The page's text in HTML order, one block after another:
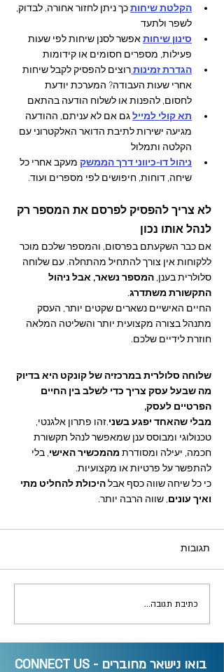
הקלטת שיחות כך ניתן לחזור אחורה, לבדוק,
לשפר ולתעד
סינון שיחות אפשר לסנן שיחות לפי שעות
פעילות, מספרים חסומים או קידומות
הגדרת זמינותרוצים להפסיק לקבל שיחות
אחרי שעות העבודה? המערכת יודעת
לחסום, להפנות או לשלוח הודעה בהתאם
תא קולי למייל גם אם לא עניתם, ההודעה
מגיעה ישירות לתיבת הדואר האלקטרוני עם
הקלטה ותמלול
ניהול דו-כיווני דרך הממשק מעקב אחרי כל
שיחה, דוחות, חיפושים לפי מספרים ועוד.
לא צריך להפסיק לפרסם את המספר רק
לנהל אותו נכון
אם כבר השקעתם בפרסום, והמספר שלכם מוכר
ללקוחות אין צורך להתחיל מהתחלה. עם שלוחה
סלולרית בענן, המספר נשאר, אבל ניהול
התקשורת משתדרג.
החיים האישיים נשארים שקטים יותר, העסק
מתנהל בצורה מקצועית יותר והשליטה המלאה
חוזרת לידיים שלכם.
שלוחה סלולרית במרכזיה של קונקט היא בדיוק
מה שבעל עסק צריך כדי לשלב בין החיים
הפרטיים לעסק,
מבלי שהאחד יפגע בשני.זהו פתרון אלגנטי,
טכנולוגי ומבוסס ענן שמאפשר לנהל תקשורת
חכמה, יעילה ומסודרת מהמכשיר האישי, בלי
להתפשר על פרטיות או מקצועיות.
כי כל שיחה שווה כסף אבל היכולת להחליט מתי
ואיך עונים, שווה הרבה יותר.
תגובות
כתיבת תגובה...
בואו נישאר מחוברים - CONNECT US